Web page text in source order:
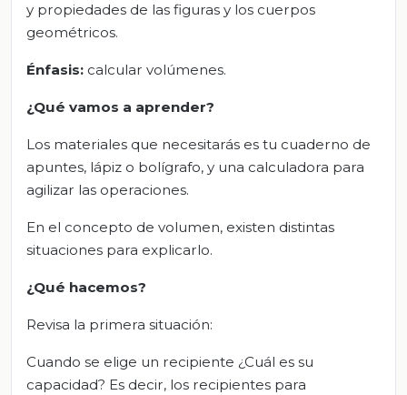
y propiedades de las figuras y los cuerpos
geométricos.
Énfasis: calcular volúmenes.
¿Qué vamos a aprender?
Los materiales que necesitarás es tu cuaderno de
apuntes, lápiz o bolígrafo, y una calculadora para
agilizar las operaciones.
En el concepto de volumen, existen distintas
situaciones para explicarlo.
¿Qué hacemos?
Revisa la primera situación:
Cuando se elige un recipiente ¿Cuál es su
capacidad? Es decir, los recipientes para